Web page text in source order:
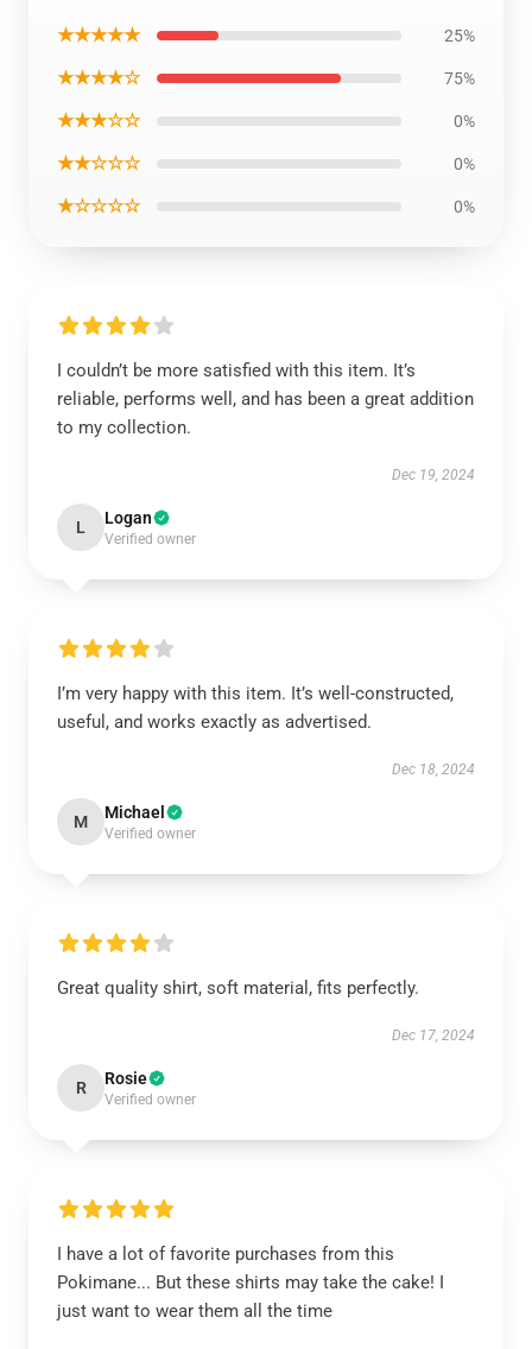
★★★★★ 25%
★★★★☆ 75%
★★★☆☆ 0%
★★☆☆☆ 0%
★☆☆☆☆ 0%
I couldn’t be more satisfied with this item. It’s
reliable, performs well, and has been a great addition
to my collection.
Dec 19, 2024
L Logan
Verified owner
I’m very happy with this item. It’s well-constructed,
useful, and works exactly as advertised.
Dec 18, 2024
M Michael
Verified owner
Great quality shirt, soft material, fits perfectly.
Dec 17, 2024
R Rosie
Verified owner
I have a lot of favorite purchases from this
Pokimane... But these shirts may take the cake! I
just want to wear them all the time